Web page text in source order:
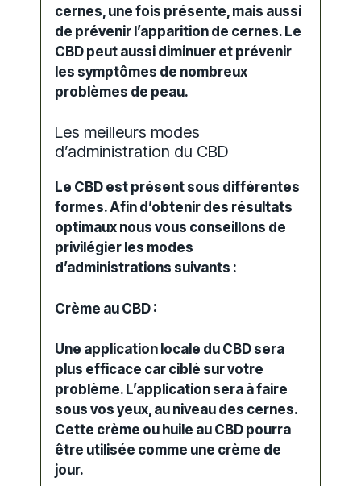
cernes, une fois présente, mais aussi
de prévenir l’apparition de cernes. Le
CBD peut aussi diminuer et prévenir
les symptômes de nombreux
problèmes de peau.
Les meilleurs modes
d’administration du CBD
Le CBD est présent sous différentes
formes. Afin d’obtenir des résultats
optimaux nous vous conseillons de
privilégier les modes
d’administrations suivants :
Crème au CBD :
Une application locale du CBD sera
plus efficace car ciblé sur votre
problème. L’application sera à faire
sous vos yeux, au niveau des cernes.
Cette crème ou huile au CBD pourra
être utilisée comme une crème de
jour.